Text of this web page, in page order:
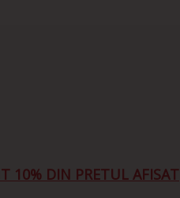
10% DIN PRETUL AFISAT